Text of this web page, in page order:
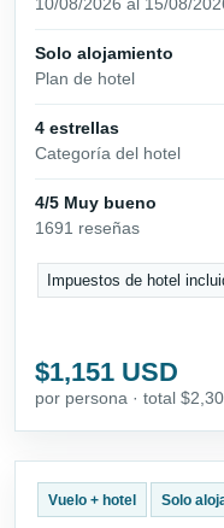
Solo alojamiento
Plan de hotel
4 estrellas
Categoría del hotel
4/5 Muy bueno
1691 reseñas
Impuestos de hotel
$1,151 USD
por persona · total
Vuelo + hotel Solo